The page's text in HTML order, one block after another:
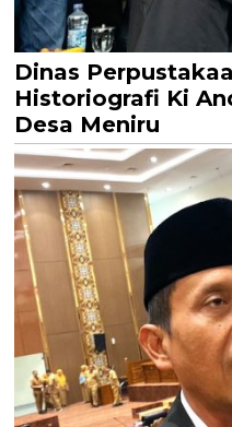
Dinas
Historiografi Ki
Desa Meniru